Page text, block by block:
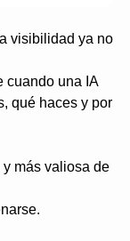
visibilidad ya no
cuando una IA
qué haces y por
más valiosa de